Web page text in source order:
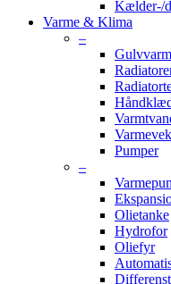
Kælder-/
Varme & Klima
–
Pumper
–
Olietanke
Hydrofor
Oliefyr